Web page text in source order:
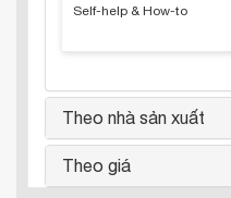
Self-help & How-to
Theo nhà sản xuất
Theo giá